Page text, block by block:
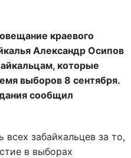
краевого
Александр Осипов
которые
выборов 8 сентября.
сообщил
забайкальцев за то,
в выборах